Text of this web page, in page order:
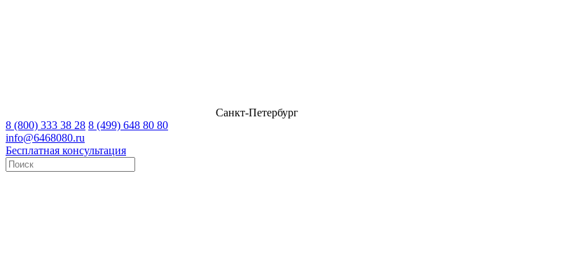
Санкт-Петербург
8 (800) 333 38 28 8 (499) 648 80 80
info@6468080.ru
Бесплатная консультация